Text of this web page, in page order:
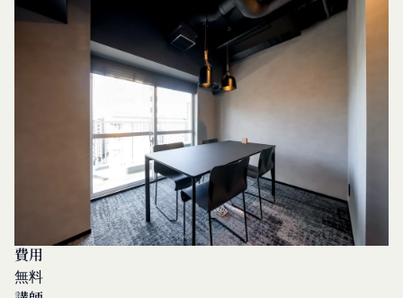
費用
無料
人情報の場合もあります。）を第三者である会社、
組織、個人に提供することがあります。
第三者サービス提供者との共有
支払処理、データ分析、メール送信、ホスティング
サービス、カスタマーサービスなどを当社の代理で
行うサービスを提供する第三者、または、当社のマ
ーケティングのサポートを行う第三者に対して、お
客様情報を提供することがあります。
外部サービスとの連携のための共有
当社は、Facebook、Googleアカウント、Twitter
その他の外部サービスとの連携または外部サービス
コミュニティポータルサイトが提供する情報サ
前各号に付随する各種サービス
当社は、前項各号に定めるサービスの内容を変更す
ることができるものとします。
第4条（会員登録）
会員登録手続きは、本サービスの会員登録ページか
ら当社の指定する方法に従い、会員登録を希望する
本人が行うものとします。当社に対して会員登録の
申し込みが行われた場合には、登録手続きにおいて
氏名等を入力された本人が当該申し込みを行ったも